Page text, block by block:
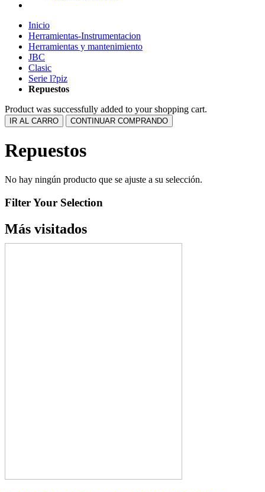
Inicio
Herramientas-Instrumentacion
Herramientas y mantenimiento
JBC
Clasic
Serie l?piz
Repuestos
Product was successfully added to your shopping cart.
IR AL CARRO CONTINUAR COMPRANDO
Repuestos
No hay ningún producto que se ajuste a su selección.
Filter Your Selection
Más visitados